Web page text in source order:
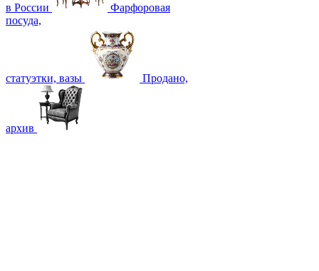
в России
Фарфоровая
посуда,
статуэтки, вазы Продано,
архив